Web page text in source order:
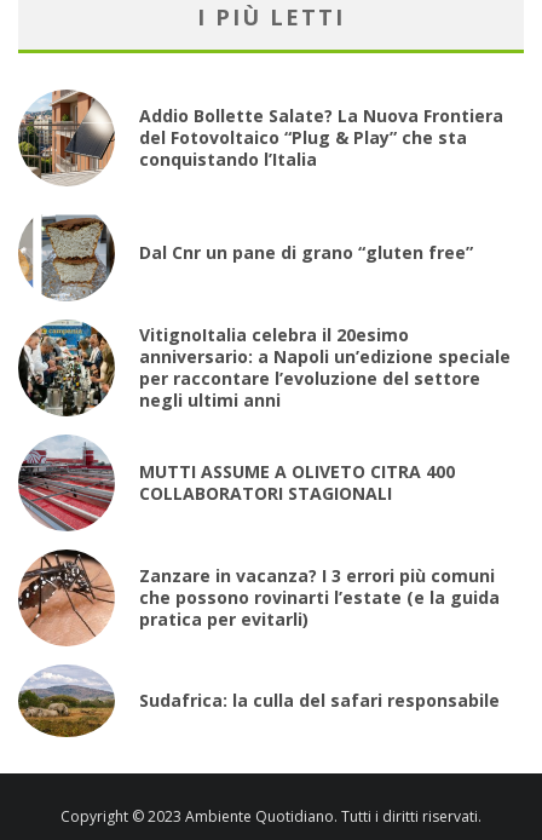
I PIÙ LETTI
Addio Bollette Salate? La Nuova Frontiera
del Fotovoltaico “Plug & Play” che sta
conquistando l’Italia
Dal Cnr un pane di grano “gluten free”
VitignoItalia celebra il 20esimo
anniversario: a Napoli un’edizione speciale
per raccontare l’evoluzione del settore
negli ultimi anni
MUTTI ASSUME A OLIVETO CITRA 400
COLLABORATORI STAGIONALI
Zanzare in vacanza? I 3 errori più comuni
che possono rovinarti l’estate (e la guida
pratica per evitarli)
Sudafrica: la culla del safari responsabile
Copyright © 2023 Ambiente Quotidiano. Tutti i diritti riservati.